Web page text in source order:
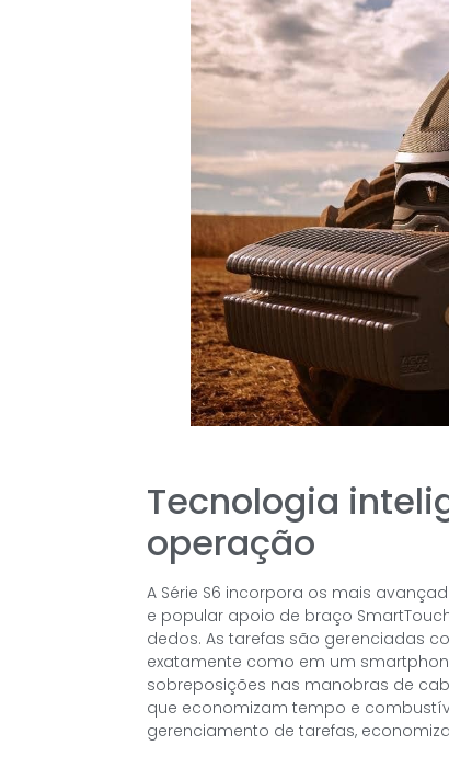
Tecnologia
operação
A Série S6 incorpora os mais
e popular apoio de braço
dedos. As tarefas são gerenciadas
exatamente como em um
sobreposições nas manobras de
que economizam tempo e
gerenciamento de tarefas,